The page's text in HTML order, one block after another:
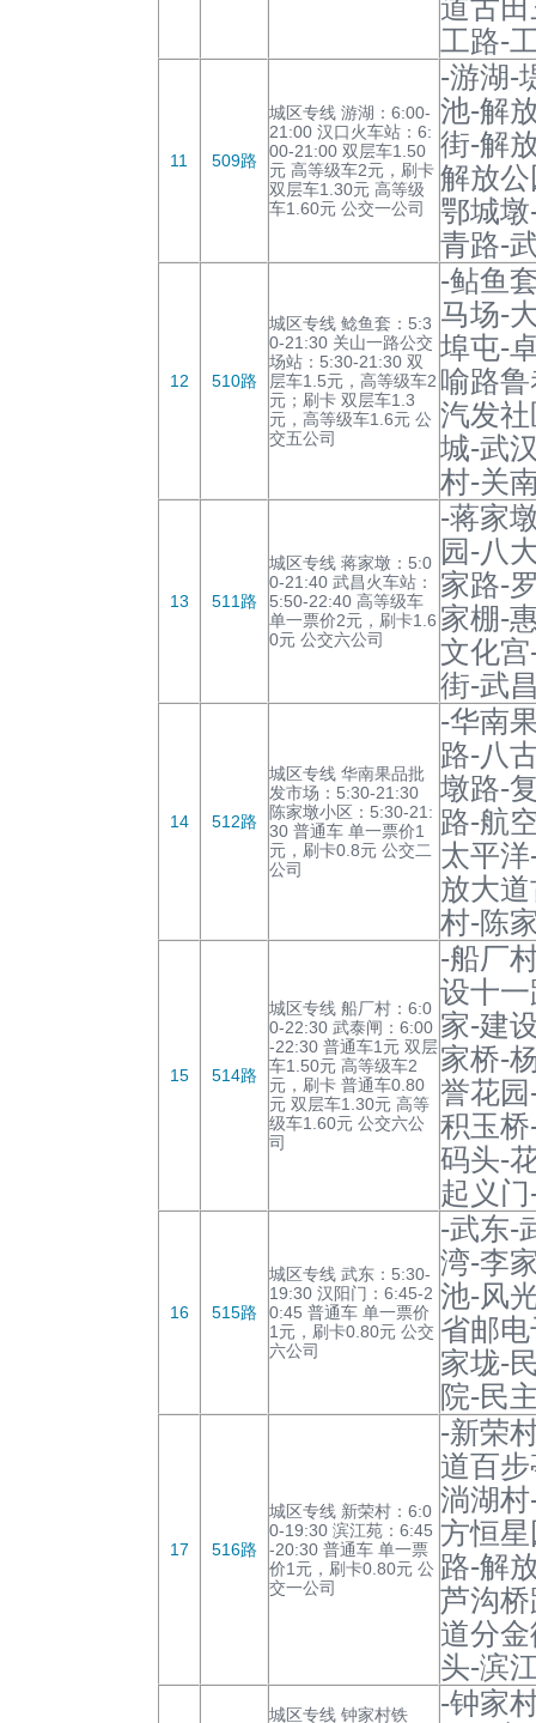
道古
工路-
11 509路
城区专线 游湖：6:00-
21:00 汉口火车站：6:
00-21:00 双层车1.50
元 高等级车2元，刷卡
双层车1.30元 高等级
车1.60元 公交一公司
-游湖-
池-解
街-解
解放
鄂城
青路-
12 510路
城区专线 鲶鱼套：5:3
0-21:30 关山一路公交
场站：5:30-21:30 双
层车1.5元，高等级车2
元；刷卡 双层车1.3
元，高等级车1.6元 公
交五公司
-鲇鱼
马场-
埠屯-
喻路
汽发
城-武
村-关
13 511路
城区专线 蒋家墩：5:0
0-21:40 武昌火车站：
5:50-22:40 高等级车
单一票价2元，刷卡1.6
0元 公交六公司
-蒋家
园-八
家路-
家棚-
文化
街-武
14 512路
城区专线 华南果品批
发市场：5:30-21:30
陈家墩小区：5:30-21:
30 普通车 单一票价1
元，刷卡0.8元 公交二
公司
-华南
路-八
墩路-
路-航
太平
放大
村-陈
15 514路
城区专线 船厂村：6:0
0-22:30 武泰闸：6:00
-22:30 普通车1元 双层
车1.50元 高等级车2
元，刷卡 普通车0.80
元 双层车1.30元 高等
级车1.60元 公交六公
司
-船厂
设十
家-建
家桥-
誉花
积玉
码头-
起义
16 515路
城区专线 武东：5:30-
19:30 汉阳门：6:45-2
0:45 普通车 单一票价
1元，刷卡0.80元 公交
六公司
-武东-
湾-李
池-风
省邮
家垅-
院-民
17 516路
城区专线 新荣村：6:0
0-19:30 滨江苑：6:45
-20:30 普通车 单一票
价1元，刷卡0.80元 公
交一公司
-新荣
道百
淌湖
方恒
路-解
芦沟
道分
头-滨
城区专线 钟家村铁
-钟家